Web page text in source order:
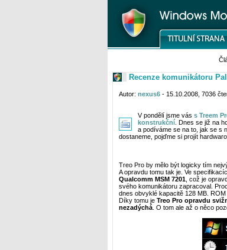
Recenze komunikátoru
Autor: nexus6- 15.10.2008, 7036
V pondělí jsme vás s Treem
konstrukční. Dnes se již na
a podíváme se na to, jak se s
dostaneme, pojďme si projít
Treo Pro by mělo být logicky tím
A opravdu tomu tak je. Ve
Qualcomm MSM 7201, což je
svého komunikátoru zapracoval.
dnes obvyklé kapacitě 128 MB.
Díky tomu je Treo Pro opravdu
nezadýchá. O tom ale až o něco